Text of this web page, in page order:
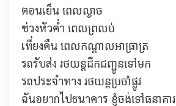
ตอนเย็น ពេលល្ងាច
ช่วงหัวค่ำ ពេលព្រលប់
เที่ยงคืน ពេលកណ្ដាលអាធ្រាត្រ
รถรับส่ง រថយន្ដដឹកជញ្ជូនទៅមក
รถประจำทาง រថយន្ដប្រចាំផ្លូវ
ฉันอยากไปธนาคาร ខ្ញុំចង់ទៅធនាគារ